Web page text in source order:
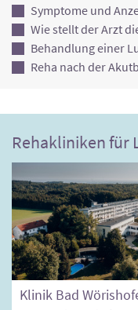
Symptome und
Wie stellt der Arzt
Behandlung einer
Reha nach der
Rehakliniken für
Klinik Bad